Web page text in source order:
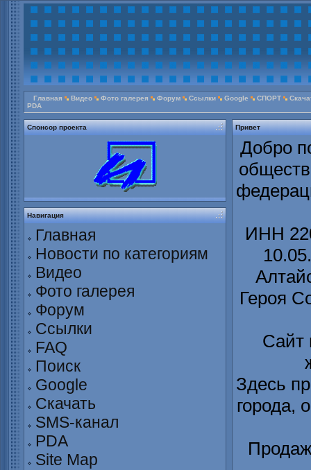
Главная Видео Фото галерея Форум Ссылки Google СПОРТ
PDA
Спонсор проекта
Навигация
Главная
Новости по категориям
Видео
Фото галерея
Форум
Ссылки
FAQ
Поиск
Google
Скачать
SMS-канал
PDA
Site Map
Привет
Добро
ИНН
Героя
Сайт
Здесь
города,